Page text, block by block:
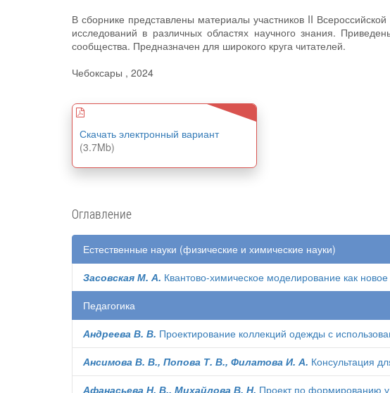
В сборнике представлены материалы участников II
исследований в различных областях научного знания.
сообщества. Предназначен для широкого круга читателей.
Чебоксары , 2024
Скачать электронный вариант
(3.7Mb)
Оглавление
Естественные науки (физические и химические науки)
Засовская М. А. Квантово-химическое моделирование как
Педагогика
Андреева В. В. Проектирование коллекций одежды с
Ансимова В. В., Попова Т. В., Филатова И. А. Консультация
Афанасьева Н. В., Михайлова В. Н. Проект по формированию у